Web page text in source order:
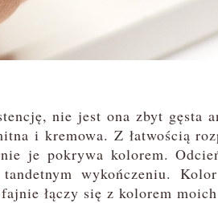
nie jest ona zbyt gęsta
i kremowa. Z łatwością
je pokrywa kolorem.
wykończeniu.
łączy się z kolorem